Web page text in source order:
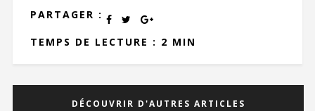
PARTAGER :
TEMPS DE LECTURE : 2 MIN
DÉCOUVRIR D'AUTRES ARTICLES